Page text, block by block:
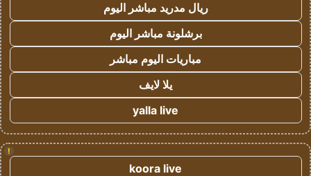
ريال مدريد مباشر اليوم
برشلونة مباشر اليوم
مباريات اليوم مباشر
يلا لايف
yalla live
!
koora live